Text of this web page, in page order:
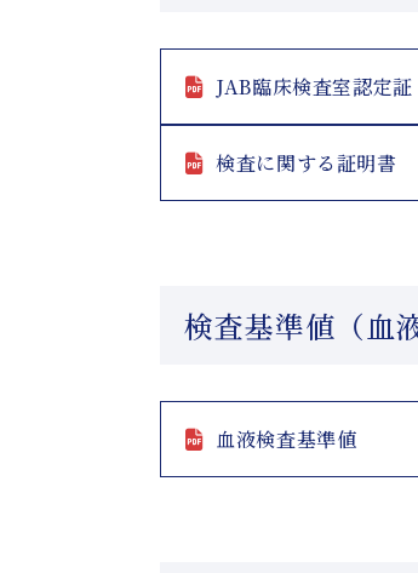
JAB臨床検査室認定証
検査に関する証明書
検査基準値（血
血液検査基準値